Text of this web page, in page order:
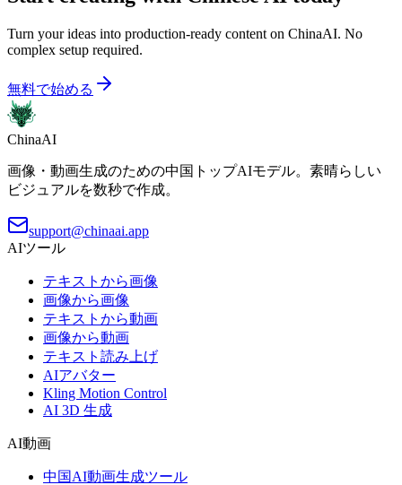
Turn your ideas into production-ready content on ChinaAI. No
complex setup required.
無料で始める
ChinaAI
画像・動画生成のための中国トップAIモデル。素晴らしい
ビジュアルを数秒で作成。
support@chinaai.app
AIツール
テキストから画像
画像から画像
テキストから動画
画像から動画
テキスト読み上げ
AIアバター
Kling Motion Control
AI 3D 生成
AI動画
中国AI動画生成ツール